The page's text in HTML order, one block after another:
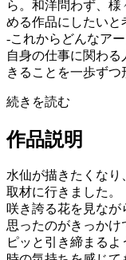
ら。和洋問わず、
める作品にしたいと
-これからどんなア
自身の仕事に関わ
きることを一歩ずつ
続きを読む
作品説明
水仙が描きたくなり
取材に行きました。
咲き誇る花を見なが
思ったのがきっかけ
ピッと引き締まる